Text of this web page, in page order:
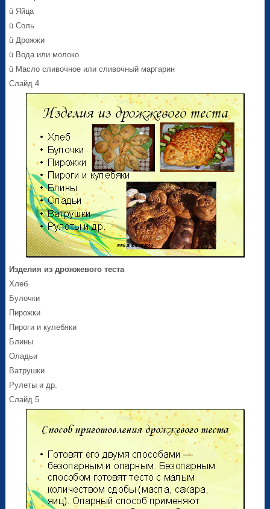
ü Яйца
ü Соль
ü Дрожжи
ü Вода или молоко
ü Масло сливочное или сливочный маргарин
Слайд 4
Изделия из дрожжевого теста
Хлеб
Булочки
Пирожки
Пироги и кулебяки
Блины
Оладьи
Ватрушки
Рулеты и др.
Слайд 5